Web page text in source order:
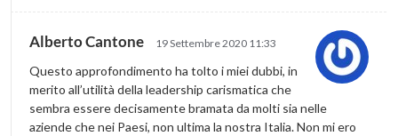
Alberto Cantone 19 Settembre 2020 11:33
Questo approfondimento ha tolto i miei dubbi, in
merito all’utilità della leadership carismatica che
sembra essere decisamente bramata da molti sia nelle
aziende che nei Paesi, non ultima la nostra Italia. Non mi ero